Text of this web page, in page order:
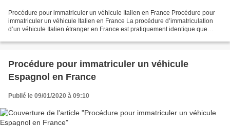
Procédure pour immatriculer un véhicule Italien en France Procédure pour
immatriculer un véhicule Italien en France La procédure d’immatriculation
d’un véhicule Italien étranger en France est pratiquement identique que
Procédure pour immatriculer un véhicule
Espagnol en France
Publié le 09/01/2020 à 09:10